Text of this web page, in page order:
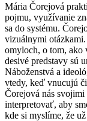
Mária Čorejová
pojmu, využívanie
sa do systému.
vizuálnymi
omyloch, o tom, ako
desivé predstavy sú
Náboženstvá a
vtedy, keď vnucujú
Čorejová nás svojimi
interpretovať, aby
kde si myslíme, že